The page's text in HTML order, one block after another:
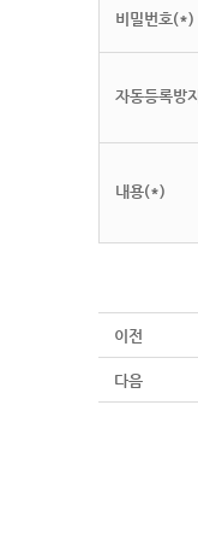
비밀번호(*)
자동등록방지
내용(*)
이전
다음